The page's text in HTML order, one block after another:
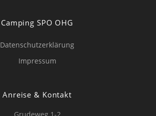
Camping SPO OHG
Datenschutzerklärung
Impressum
Anreise & Kontakt